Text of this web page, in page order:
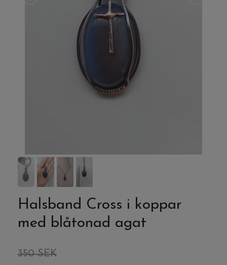
Halsband Cross i koppar
med blåtonad agat
350 SEK